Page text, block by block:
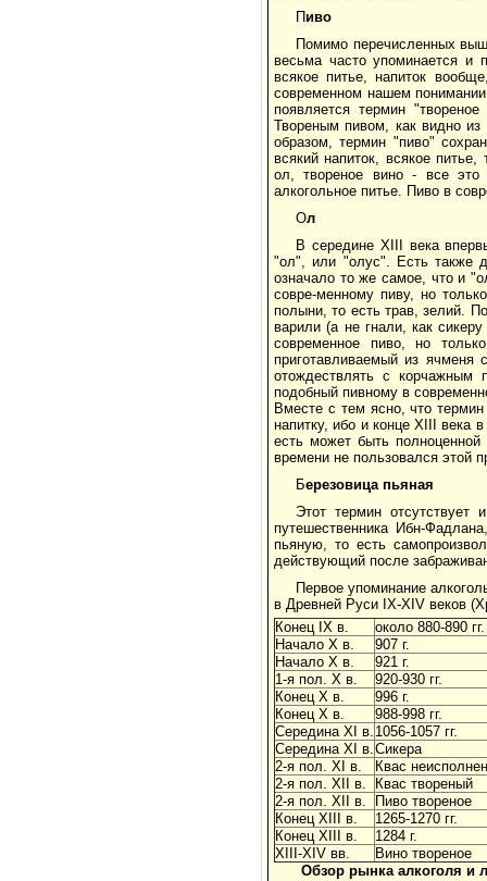
Пиво
Помимо перечисленных
весьма часто упоминается и
всякое питье, напиток
современном нашем
появляется термин
Твореным пивом, как видно из
образом, термин "пиво"
всякий напиток, всякое
ол, твореное вино - все это
алкогольное питье. Пиво в
Ол
В середине XIII века
"ол", или "олус". Есть также
означало то же самое, что и
совре-менному пиву, но
полыни, то есть трав, зелий.
варили (а не гнали, как
современное пиво, но
приготавливаемый из ячменя
отождествлять с корчажным
подобный пивному в
Вместе с тем ясно, что
напитку, ибо и конце XIII века
есть может быть полноценной
времени не пользовался этой
Березовица пьяная
Этот термин отсутствует
путешественника Ибн-
пьяную, то есть
действующий после
Первое упоминание
в Древней Руси IX-XIV веков
Конец IX в.
около 880-890 гг.
Начало Х в.
907 г.
Начало Х в.
921 г.
1-я пол. Х в.
920-930 гг.
Конец Х в.
996 г.
Конец Х в.
988-998 гг.
Середина XI в. 1056-1057 гг.
Середина XI в.Сикера
2-я пол. XI в.
Квас
2-я пол. XII в.
Квас твореный
2-я пол. XII в.
Пиво твореное
Конец XIII в.
1265-1270 гг.
Конец XIII в.
1284 г.
XIII-XIV вв.
Вино твореное
Обзор рынка алкоголя и